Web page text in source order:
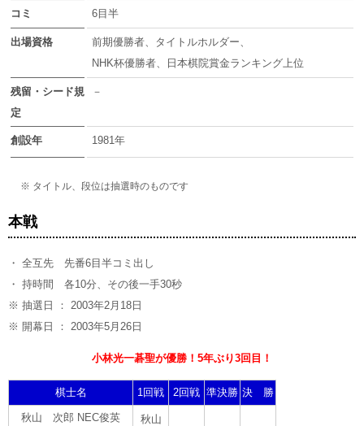
コミ 6目半
出場資格
前期優勝者、タイトルホルダー、
NHK杯優勝者、日本棋院賞金ランキング上位
残留・シード規
定
－
創設年 1981年
※ タイトル、段位は抽選時のものです
本戦
・ 全互先 先番6目半コミ出し
・ 持時間 各10分、その後一手30秒
※ 抽選日 ： 2003年2月18日
※ 開幕日 ： 2003年5月26日
小林光一碁聖が優勝！5年ぶり3回目！
棋士名 1回戦 2回戦 準決勝 決 勝
秋山 次郎 NEC俊英
秋山